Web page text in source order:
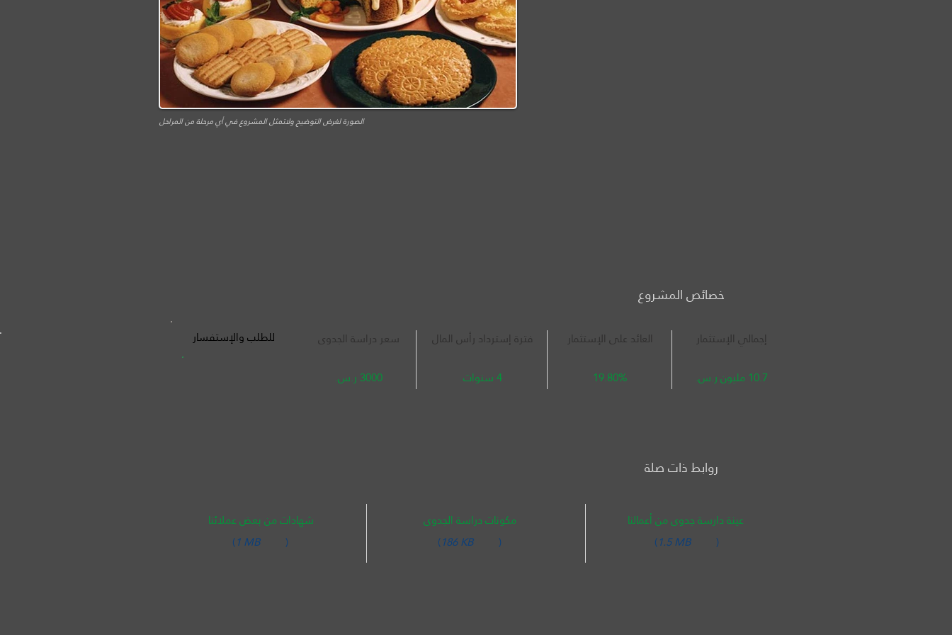
الصورة لغرض التوضيح ولاتمثل المشروع في أي مرحلة من المراحل
للطلب والإستفسار سعر دراسة الجدوى فترة إسترداد رأس المال العائد على الإستثمار
إجمالي الإستثمار
3000 ر.س.
4 سنوات 19.80% 10.7 مليون ر.س.
خصائص المشروع
شهادات من بعض عملائنا
(1 MB )
مكونات دراسة الجدوى
(186 KB )
عينة دارسة جدوى من أعمالنا
(1.5 MB )
روابط ذات صلة